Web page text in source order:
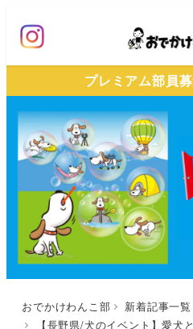
ン
ン
テ
へ
プレミアム部員
おでかけわんこ部 新着記事一覧
【長野県/犬のイベント】愛犬と熱気球やカヤック!「アウトドアドッグフェスタin